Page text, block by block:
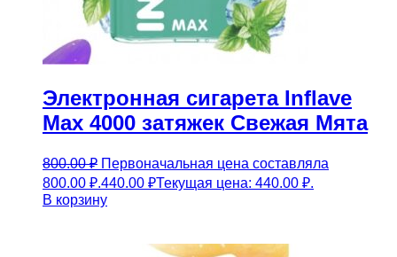
Электронная сигарета Inflave
Max 4000 затяжек Свежая Мята
800.00₽ Первоначальная цена составляла
800.00 ₽.440.00 ₽Текущая цена: 440.00 ₽.
В корзину